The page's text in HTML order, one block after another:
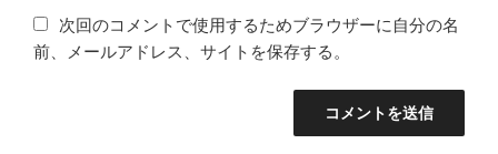
次回のコメントで使用するためブラウザーに自分の名
前、メールアドレス、サイトを保存する。